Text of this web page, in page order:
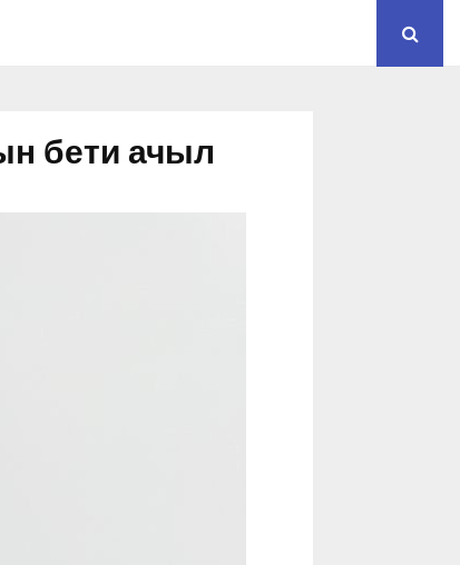
бети ачыл